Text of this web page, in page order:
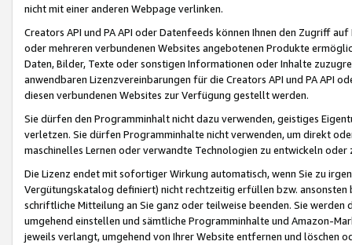
nicht mit einer anderen Webpage verlinken.
Creators API und PA API oder Datenfeeds können Ihnen den Zugriff
oder mehreren verbundenen Websites angebotenen Produkte
Daten, Bilder, Texte oder sonstigen Informationen oder Inhalte
anwendbaren Lizenzvereinbarungen für die Creators API und PA API
diesen verbundenen Websites zur Verfügung gestellt werden.
Sie dürfen den Programminhalt nicht dazu verwenden, geistiges
verletzen. Sie dürfen Programminhalte nicht verwenden, um direkt
maschinelles Lernen oder verwandte Technologien zu entwickeln
Die Lizenz endet mit sofortiger Wirkung automatisch, wenn Sie zu
Vergütungskatalog definiert) nicht rechtzeitig erfüllen bzw. ansonsten
schriftliche Mitteilung an Sie ganz oder teilweise beenden. Sie werden
umgehend einstellen und sämtliche Programminhalte und Amazon-
jeweils verlangt, umgehend von Ihrer Website entfernen und löschen